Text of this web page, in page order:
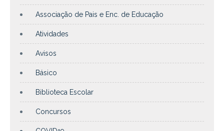
Associação de Pais e Enc. de Educação
Atividades
Avisos
Básico
Biblioteca Escolar
Concursos